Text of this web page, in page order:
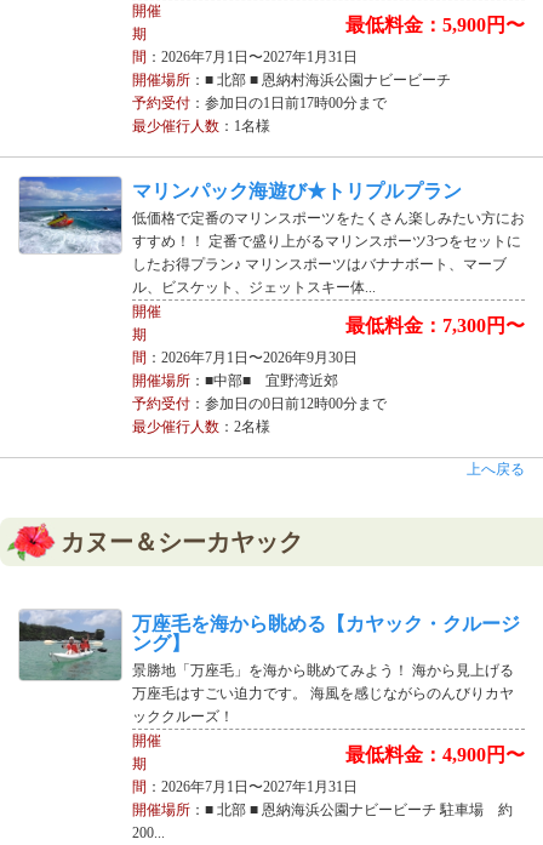
最低料金：5,900円〜
開催
期
間 ：2026年7月1日〜2027年1月31日
開催場所：■ 北部 ■ 恩納村海浜公園ナビービーチ
予約受付：参加日の1日前17時00分まで
最少催行人数：1名様
マリンパック海遊び★トリプルプラン
低価格で定番のマリンスポーツをたくさん楽しみたい方にお
すすめ！！ 定番で盛り上がるマリンスポーツ3つをセットに
したお得プラン♪ マリンスポーツはバナナボート、マーブ
ル、ビスケット、ジェットスキー体...
最低料金：7,300円〜
開催
期
間 ：2026年7月1日〜2026年9月30日
開催場所：■中部■ 宜野湾近郊
予約受付：参加日の0日前12時00分まで
最少催行人数：2名様
上へ戻る
カヌー＆シーカヤック
万座毛を海から眺める【カヤック・クルージ
ング】
景勝地「万座毛」を海から眺めてみよう！ 海から見上げる
万座毛はすごい迫力です。 海風を感じながらのんびりカヤ
ッククルーズ！
最低料金：4,900円〜
開催
期
間 ：2026年7月1日〜2027年1月31日
開催場所：■ 北部 ■ 恩納海浜公園ナビービーチ 駐車場 約
200...